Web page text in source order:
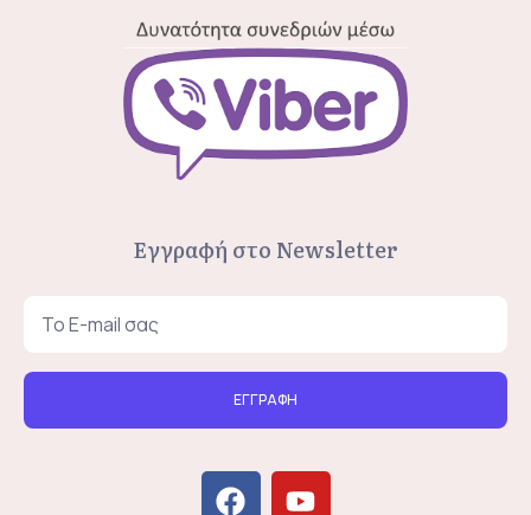
Εγγραφή στο Newsletter
ΕΓΓΡΑΦΗ